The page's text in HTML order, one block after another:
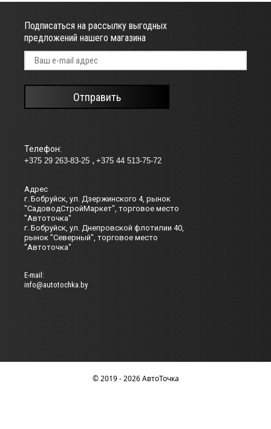
Телефон:
+375 29 263-83-25 +375 44 513-75-72
Адрес
г. Бобруйск, ул. Дзержинского 4, рынок
"СадоводСтройМаркет", торговое место
"Автоточка"
г. Бобруйск, ул. Днепровской флотилии 40,
рынок "Северный", торговое место
"Автоточка"
Е-mail:
info@autotochka.by
Подписаться на рассылку выгодных
предложений нашего магазина
Отправить
© 2019 - 2026 АвтоТочка